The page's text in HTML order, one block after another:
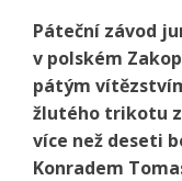
Páteční závod
v polském
pátým
žlutého trikotu
více než deseti
Konradem